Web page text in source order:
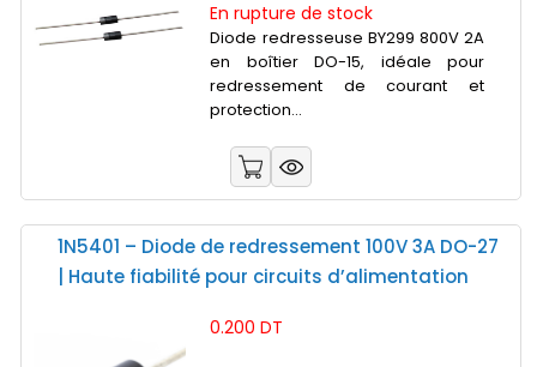
En rupture de stock
Diode redresseuse BY299 800V 2A
en boîtier DO-15, idéale pour
redressement de courant et
protection...
1N5401 – Diode de redressement 100V 3A DO-27
| Haute fiabilité pour circuits d’alimentation
0.200 DT